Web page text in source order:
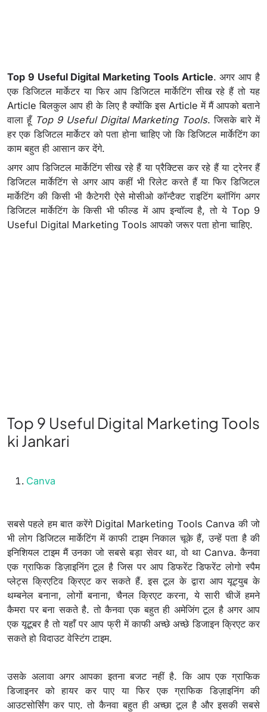
Top 9 Useful Digital Marketing Tools Article. अगर आप है
एक डिजिटल मार्केटर या फिर आप डिजिटल मार्केटिंग सीख रहे हैं तो यह
Article बिलकुल आप ही के लिए है क्योंकि इस Article में मैं आपको बताने
वाला हूँ Top 9 Useful Digital Marketing Tools. जिसके बारे में
हर एक डिजिटल मार्केटर को पता होना चाहिए जो कि डिजिटल मार्केटिंग का
काम बहुत ही आसान कर देंगे.
अगर आप डिजिटल मार्केटिंग सीख रहे हैं या प्रैक्टिस कर रहे हैं या ट्रेनर हैं
डिजिटल मार्केटिंग से अगर आप कहीं भी रिलेट करते हैं या फिर डिजिटल
मार्केटिंग की किसी भी कैटेगरी ऐसे मोसीओ कॉन्टैक्ट राइटिंग ब्लॉगिंग अगर
डिजिटल मार्केटिंग के किसी भी फील्ड में आप इन्वॉल्व है, तो ये Top 9
Useful Digital Marketing Tools आपको जरूर पता होना चाहिए.
Top 9 Useful Digital Marketing Tools
ki Jankari
Canva
सबसे पहले हम बात करेंगे Digital Marketing Tools Canva की जो
भी लोग डिजिटल मार्केटिंग में काफी टाइम निकाल चूके हैं, उन्हें पता है की
इनिशियल टाइम मैं उनका जो सबसे बड़ा सेवर था, वो था Canva. कैनवा
एक ग्राफिक डिज़ाइनिंग टूल है जिस पर आप डिफरेंट डिफरेंट लोगो स्पैम
प्लेट्स क्रिएटिव क्रिएट कर सकते हैं. इस टूल के द्वारा आप यूट्युब के
थम्बनेल बनाना, लोगों बनाना, चैनल क्रिएट करना, ये सारी चीजें हमने
कैमरा पर बना सकते है. तो कैनवा एक बहुत ही अमेजिंग टूल है अगर आप
एक यूटूबर है तो यहाँ पर आप फ्री में काफी अच्छे अच्छे डिजाइन क्रिएट कर
सकते हो विदाउट वेस्टिंग टाइम.
उसके अलावा अगर आपका इतना बजट नहीं है. कि आप एक ग्राफिक
डिजाइनर को हायर कर पाए या फिर एक ग्राफिक डिज़ाइनिंग की
आउटसोर्सिंग कर पाए. तो कैनवा बहुत ही अच्छा टूल है और इसकी सबसे